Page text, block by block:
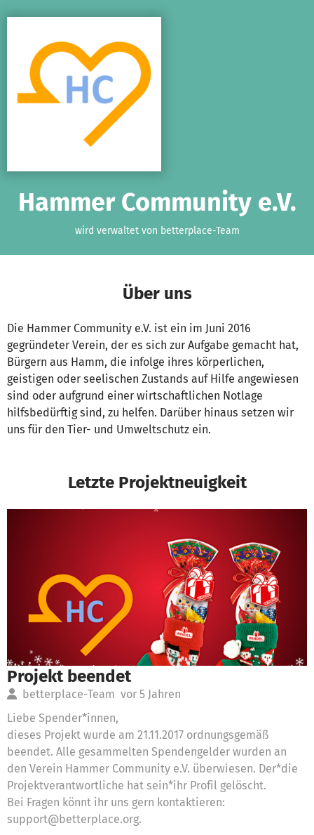
Hammer Community e.V.
wird verwaltet von betterplace-Team
Über uns
Die Hammer Community e.V. ist ein im Juni 2016
gegründeter Verein, der es sich zur Aufgabe gemacht hat,
Bürgern aus Hamm, die infolge ihres körperlichen,
geistigen oder seelischen Zustands auf Hilfe angewiesen
sind oder aufgrund einer wirtschaftlichen Notlage
hilfsbedürftig sind, zu helfen. Darüber hinaus setzen wir
uns für den Tier- und Umweltschutz ein.
Letzte Projektneuigkeit
Projekt beendet
betterplace-Team vor 5 Jahren
Liebe Spender*innen,
dieses Projekt wurde am 21.11.2017 ordnungsgemäß
beendet. Alle gesammelten Spendengelder wurden an
den Verein Hammer Community e.V. überwiesen. Der*die
Projektverantwortliche hat sein*ihr Profil gelöscht.
Bei Fragen könnt ihr uns gern kontaktieren:
support@betterplace.org.